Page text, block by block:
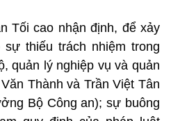
Tối cao nhận định, để xảy
thiếu trách nhiệm trong
quản lý nghiệp vụ và quản
Thành và Trần Việt Tân
Bộ Công an); sự buông